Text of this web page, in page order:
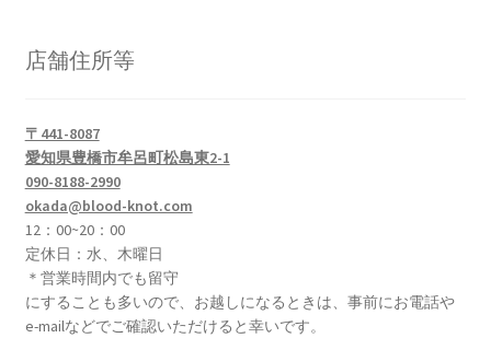
店舗住所等
〒441-8087
愛知県豊橋市牟呂町松島東2-1
090-8188-2990
okada@blood-knot.com
12：00~20：00
定休日：水、木曜日
＊営業時間内でも留守
にすることも多いので、お越しになるときは、事前にお電話や
e-mailなどでご確認いただけると幸いです。